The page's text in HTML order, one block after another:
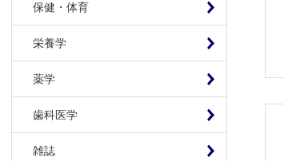
保健・体育
栄養学
薬学
歯科医学
雑誌